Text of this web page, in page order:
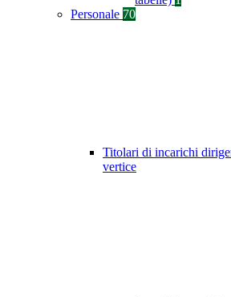
Personale 70
Titolari di incarichi
vertice